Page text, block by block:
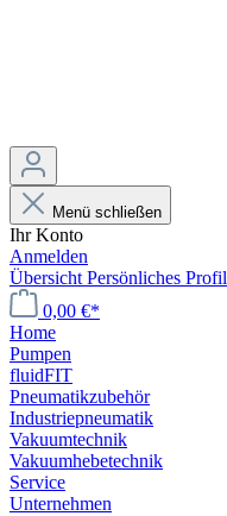
Menü schließen
Ihr Konto
Anmelden
Übersicht Persönliches Profil
0,00 €*
Home
Pumpen
fluidFIT
Pneumatikzubehör
Industriepneumatik
Vakuumtechnik
Vakuumhebetechnik
Service
Unternehmen